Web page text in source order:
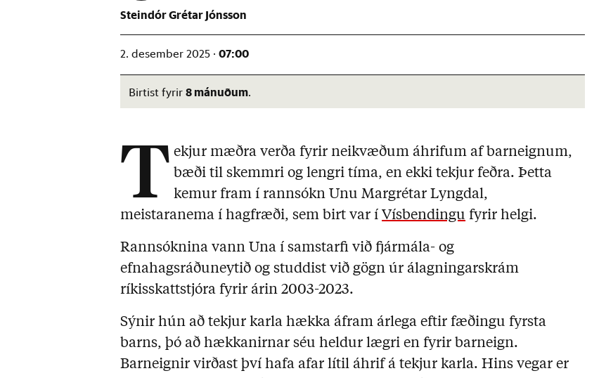
Steindór Grétar Jónsson
2. desember 2025 ·07:00
Birtist fyrir8 mánuðum.
T ekjur mæðra verða fyrir neikvæðum áhrifum af barneignum,
bæði til skemmri og lengri tíma, en ekki tekjur feðra. Þetta
kemur fram í rannsókn Unu Margrétar Lyngdal,
meistaranema í hagfræði, sem birt var í Vísbendingu fyrir helgi.
Rannsóknina vann Una í samstarfi við fjármála- og
efnahagsráðuneytið og studdist við gögn úr álagningarskrám
ríkisskattstjóra fyrir árin 2003-2023.
Sýnir hún að tekjur karla hækka áfram árlega eftir fæðingu fyrsta
barns, þó að hækkanirnar séu heldur lægri en fyrir barneign.
Barneignir virðast því hafa afar lítil áhrif á tekjur karla. Hins vegar er